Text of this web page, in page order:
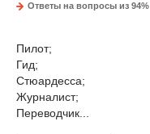
Ответы на вопросы из 94%
Пилот;
Гид;
Стюардесса;
Журналист;
Переводчик...